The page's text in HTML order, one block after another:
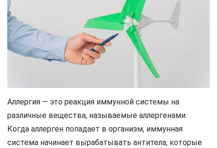
Аллергия — это реакция иммунной системы на
различные вещества, называемые аллергенами.
Когда аллерген попадает в организм, иммунная
система начинает вырабатывать антитела, которые